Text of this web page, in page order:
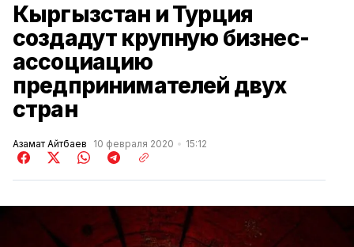
Кыргызстан и Турция
создадут крупную бизнес-
ассоциацию
предпринимателей двух
стран
Азамат Айтбаев 10 февраля 2020 15:12